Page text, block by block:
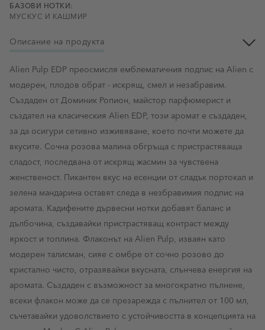
БАЗОВИ НОТКИ:
МУСКУС И КАШМИР
Описание на продукта
Alien Pulp EDP преосмисля емблематичния подпис на Alien с
модерен, плодов обрат - искрящ, смел и незабравим.
Създаден от Доминик Ропион, майстор парфюмерист и
създател на класическия Alien EDP, този аромат е създаден,
за да осигури сетивно изживяване, което почти можете да
вкусите. Сочна розова малина обгръща с пристрастяваща
сладост, последвана от искрящ жасмин за чувствена
женственост. Пикантен вкус на есенции от сладък портокал и
зелена мандарина оставят следа в незбравимия подпис на
аромата. Кадифените дървесни нотки добавят баланс и
дълбочина, създавайки пристрастяващ контраст между
яркост и топлина. Флаконът на Alien Pulp, изваян като
модерен талисман, сияе с омбре от сочно розово до
кристално чисто, отразявайки вкусната, слънчева енергия на
аромата. Създаден с възможност за многократно пълнене,
всеки флакон може да се презарежда с пълнител от 100 мл,
съчетавайки удоволствието с устойчивостта в концепцията на